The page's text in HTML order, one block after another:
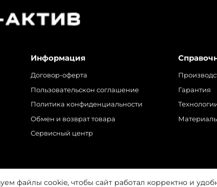
Информация
Договор-оферта
Пользовательскон соглашение
Политика конфиденциальности
Обмен и возврат товара
Сервисный центр
Гарантия
файлы cookie, чтобы сайт работал корректно и